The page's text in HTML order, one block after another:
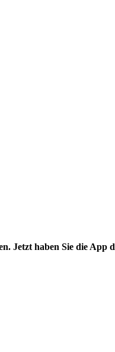
Jetzt haben Sie die App